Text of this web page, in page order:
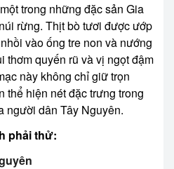
trong những đặc sản Gia
rừng. Thịt bò tươi được ướp
vào ống tre non và nướng
thơm quyến rũ và vị ngọt đậm
này không chỉ giữ trọn
thể hiện nét đặc trưng trong
người dân Tây Nguyên.
phải thử: